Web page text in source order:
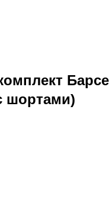
шортами)